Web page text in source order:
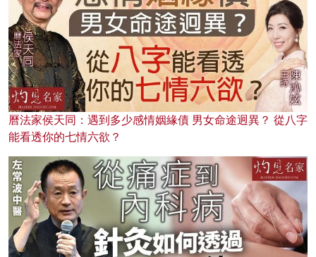
曆法家侯天同：遇到多少感情姻緣債 男女命途迥異？ 從八字
能看透你的七情六欲？